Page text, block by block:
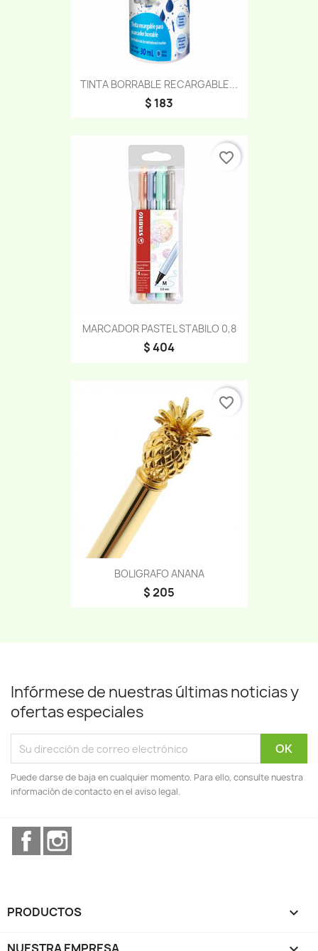
TINTA BORRABLE RECARGABLE...
$ 183
MARCADOR PASTEL STABILO 0,8
$ 404
favorite_border
BOLIGRAFO ANANA
$ 205
favorite_border
Infórmese de nuestras últimas noticias y
ofertas especiales
Puede darse de baja en cualquier momento. Para ello, consulte nuestra
información de contacto en el aviso legal.
Facebook
PRODUCTOS 